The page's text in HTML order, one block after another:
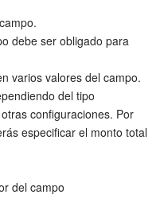
debe ser obligado para
varios valores del campo.
del tipo
configuraciones. Por
especificar el monto total
del campo